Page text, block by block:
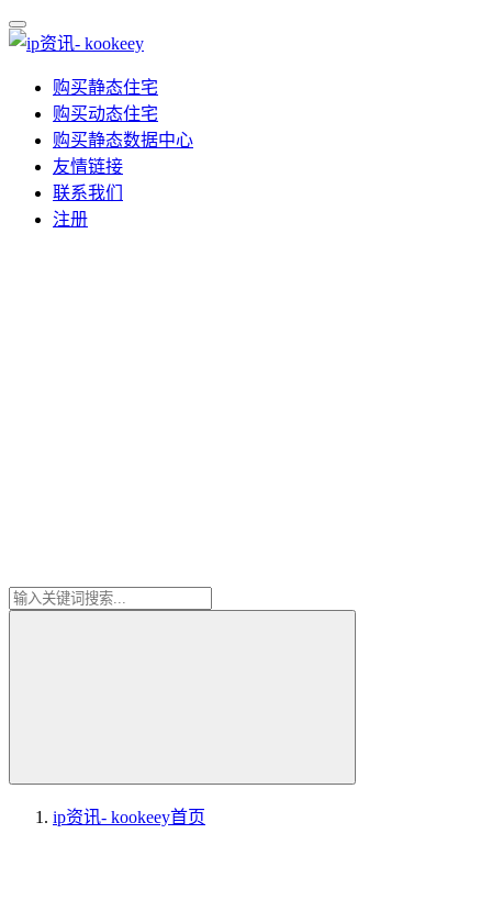
购买静态住宅
购买动态住宅
购买静态数据中心
友情链接
联系我们
注册
ip资讯- kookeey首页